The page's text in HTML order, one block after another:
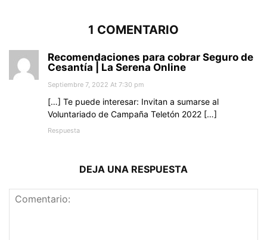
1 COMENTARIO
Recomendaciones para cobrar Seguro de
Cesantía | La Serena Online
Septiembre 7, 2022 At 7:30 pm
[…] Te puede interesar: Invitan a sumarse al
Voluntariado de Campaña Teletón 2022 […]
Respuesta
DEJA UNA RESPUESTA